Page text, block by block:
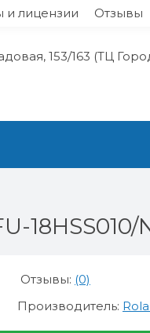
и лицензии Отзывы
153/163 (ТЦ
18HSS010/
Отзывы: (0)
Производитель: